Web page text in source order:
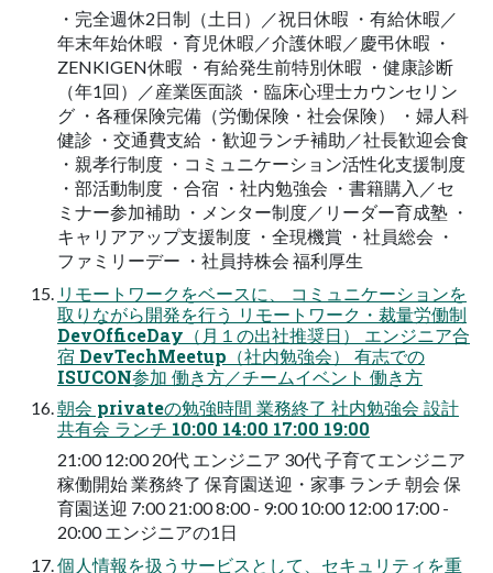
・完全週休2日制（土日）／祝日休暇 ・有給休暇／
年末年始休暇 ・育児休暇／介護休暇／慶弔休暇 ・
ZENKIGEN休暇 ・有給発生前特別休暇 ・健康診断
（年1回）／産業医面談 ・臨床心理士カウンセリン
グ ・各種保険完備（労働保険・社会保険） ・婦人科
健診 ・交通費支給 ・歓迎ランチ補助／社長歓迎会食
・親孝行制度 ・コミュニケーション活性化支援制度
・部活動制度 ・合宿 ・社内勉強会 ・書籍購入／セ
ミナー参加補助 ・メンター制度／リーダー育成塾 ・
キャリアアップ支援制度 ・全現機賞 ・社員総会 ・
ファミリーデー ・社員持株会 福利厚生
リモートワークをベースに、 コミュニケーションを
取りながら開発を行う リモートワーク・裁量労働制
DevOfficeDay（月１の出社推奨日） エンジニア合
宿 DevTechMeetup（社内勉強会） 有志での
ISUCON参加 働き方／チームイベント 働き方
朝会 privateの勉強時間 業務終了 社内勉強会 設計
共有会 ランチ 10:00 14:00 17:00 19:00
21:00 12:00 20代 エンジニア 30代 子育てエンジニア
稼働開始 業務終了 保育園送迎・家事 ランチ 朝会 保
育園送迎 7:00 21:00 8:00 - 9:00 10:00 12:00 17:00 -
20:00 エンジニアの1日
個人情報を扱うサービスとして、セキュリティを重